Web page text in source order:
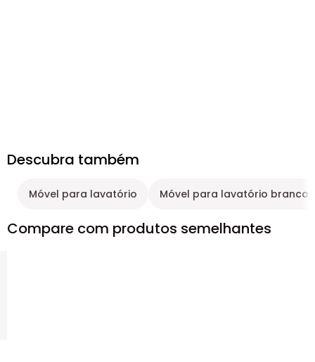
Descubra também
Móvel para lavatório Móvel para lavatório branco
Compare com produtos semelhantes